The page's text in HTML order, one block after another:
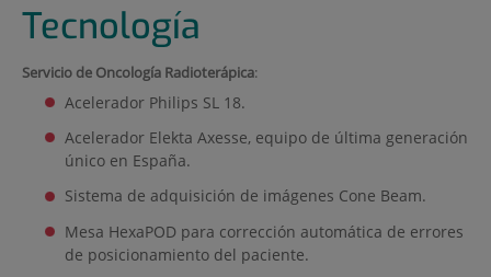
Tecnología
Servicio de Oncología Radioterápica:
Acelerador Philips SL 18.
Acelerador Elekta Axesse, equipo de última generación
único en España.
Sistema de adquisición de imágenes Cone Beam.
Mesa HexaPOD para corrección automática de errores
de posicionamiento del paciente.